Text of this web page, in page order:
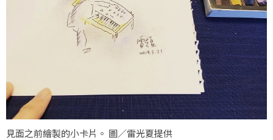
見面之前繪製的小卡片。 圖／雷光夏提供